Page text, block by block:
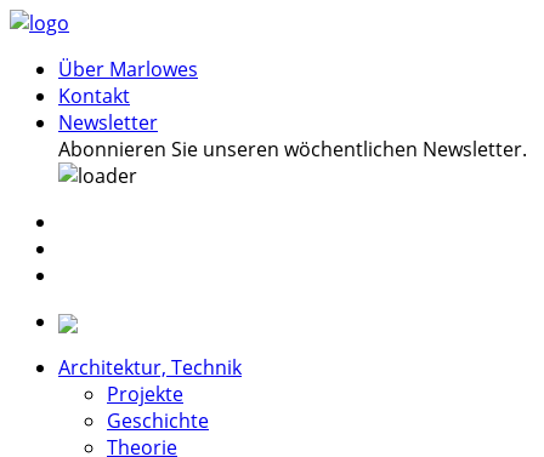
Über Marlowes
Kontakt
Newsletter
Abonnieren Sie unseren wöchentlichen Newsletter.
Architektur, Technik
Projekte
Geschichte
Theorie